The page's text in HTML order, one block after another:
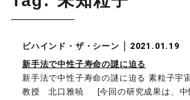
ビハインド・ザ・シーン
2021.01.19
新手法で中性子寿命の謎に迫る
新手法で中性子寿命の謎に迫る 素粒子
教授 北口雅暁 [今回の研究成果は、中